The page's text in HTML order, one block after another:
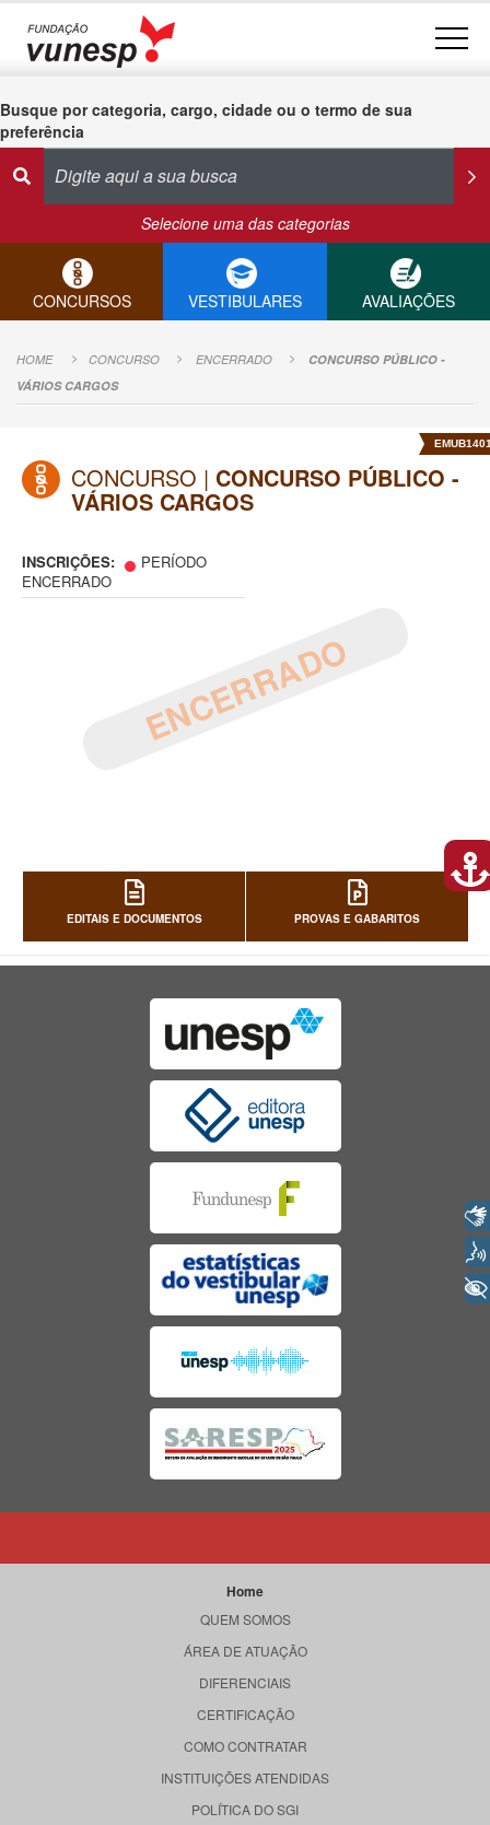
Busque por categoria, cargo, cidade ou o termo de sua
preferência
Selecione uma das categorias
CONCURSOS VESTIBULARES AVALIAÇÕES
HOME CONCURSO ENCERRADO
CONCURSO PÚBLICO -
VÁRIOS CARGOS
CONCURSO | CONCURSO PÚBLICO -
VÁRIOS CARGOS
INSCRIÇÕES:
PERÍODO
ENCERRADO
ENCERRADO
EDITAIS E DOCUMENTOS PROVAS E GABARITOS
Home
QUEM SOMOS
ÁREA DE ATUAÇÃO
DIFERENCIAIS
CERTIFICAÇÃO
COMO CONTRATAR
INSTITUIÇÕES ATENDIDAS
POLÍTICA DO SGI
+ Acessibilidade